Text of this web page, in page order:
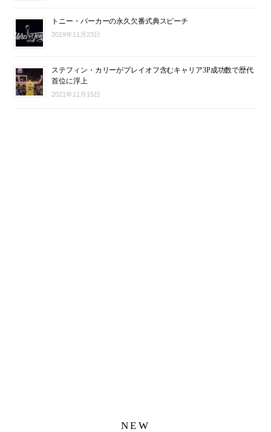
トニー・パーカーの永久欠番式典スピーチ
2019年11月23日
ステフィン・カリーがプレイオフ含むキャリア3P成功数で歴代
首位に浮上
2021年11月15日
NEW